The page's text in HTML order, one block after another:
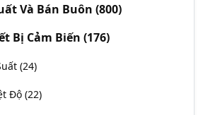
Và Bán Buôn (800)
Bị Cảm Biến (176)
(24)
Độ (22)